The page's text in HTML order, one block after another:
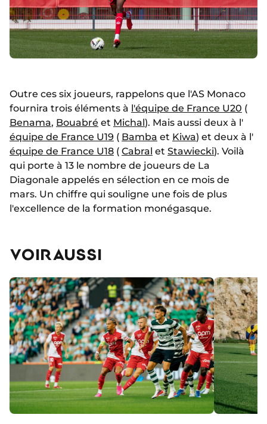
Outre ces six joueurs, rappelons que l'AS Monaco
fournira trois éléments à l'équipe de France U20 (
Benama, Bouabré et Michal). Mais aussi deux à l'
équipe de France U19 ( Bamba et Kiwa) et deux à l'
équipe de France U18 ( Cabral et Stawiecki). Voilà
qui porte à 13 le nombre de joueurs de La
Diagonale appelés en sélection en ce mois de
mars. Un chiffre qui souligne une fois de plus
l'excellence de la formation monégasque.
VOIR AUSSI